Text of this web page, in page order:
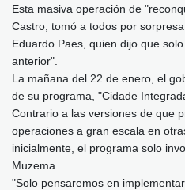
Esta masiva operación de
Castro, tomó a todos por
Eduardo Paes, quien dijo que
anterior".
La mañana del 22 de enero, el
de su programa, "Cidade
Contrario a las versiones de que
operaciones a gran escala en
inicialmente, el programa solo
Muzema.
"Solo pensaremos en